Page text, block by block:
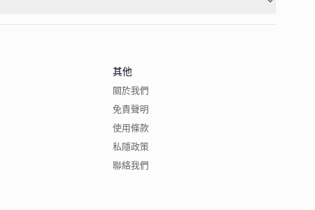
其他
關於我們
免責聲明
使用條款
私隱政策
聯絡我們